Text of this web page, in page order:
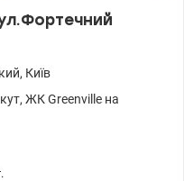
, Київ
, ЖК Greenville на